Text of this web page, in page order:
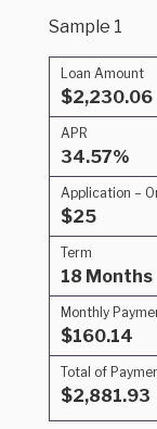
Sample 1
Loan Amount
$2,230.06
APR
34.57%
Application –
$25
Term
18 Months
Monthly
$160.14
Total of
$2,881.93